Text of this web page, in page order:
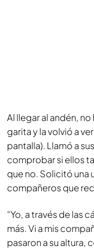
Al llegar al andén, no
garita y la volvió a
pantalla). Llamó a
comprobar si ellos
que no. Solicitó una
compañeros que
“Yo, a través de las
más. Vi a mis
pasaron a su altura,